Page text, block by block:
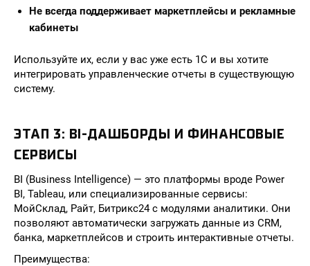
Не всегда поддерживает маркетплейсы и рекламные
кабинеты
Используйте их, если у вас уже есть 1С и вы хотите
интегрировать управленческие отчеты в существующую
систему.
ЭТАП 3: BI-ДАШБОРДЫ И ФИНАНСОВЫЕ
СЕРВИСЫ
BI (Business Intelligence) — это платформы вроде Power
BI, Tableau, или специализированные сервисы:
МойСклад, Райт, Битрикс24 с модулями аналитики. Они
позволяют автоматически загружать данные из CRM,
банка, маркетплейсов и строить интерактивные отчеты.
Преимущества: